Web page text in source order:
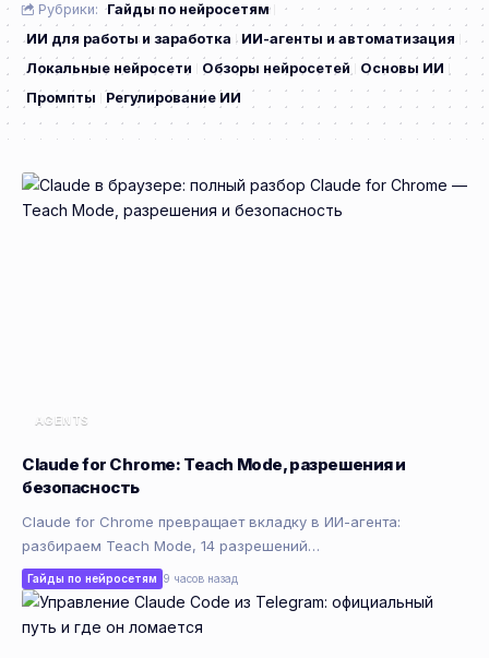
Рубрики:
Гайды по нейросетям
ИИ для работы и заработка
ИИ-агенты и автоматизация
Локальные нейросети
Обзоры нейросетей
Основы ИИ
Промпты
Регулирование ИИ
AGENTS
Claude for Chrome: Teach Mode, разрешения и
безопасность
Claude for Chrome превращает вкладку в ИИ-агента:
разбираем Teach Mode, 14 разрешений…
Гайды по нейросетям 9 часов назад